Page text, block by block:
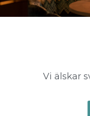
Vi älskar